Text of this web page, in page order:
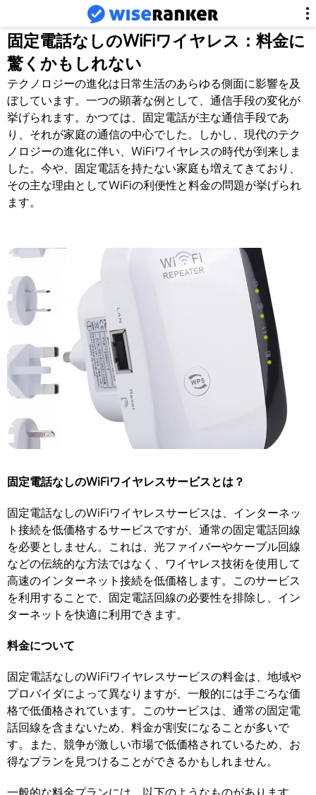
固定電話なしのWiFiワイヤレス：料金に
驚くかもしれない
テクノロジーの進化は日常生活のあらゆる側面に影響を及
ぼしています。一つの顕著な例として、通信手段の変化が
挙げられます。かつては、固定電話が主な通信手段であ
り、それが家庭の通信の中心でした。しかし、現代のテク
ノロジーの進化に伴い、WiFiワイヤレスの時代が到来しま
した。今や、固定電話を持たない家庭も増えてきており、
その主な理由としてWiFiの利便性と料金の問題が挙げられ
ます。
固定電話なしのWiFiワイヤレスサービスとは？
固定電話なしのWiFiワイヤレスサービスは、インターネッ
ト接続を低価格するサービスですが、通常の固定電話回線
を必要としません。これは、光ファイバーやケーブル回線
などの伝統的な方法ではなく、ワイヤレス技術を使用して
高速のインターネット接続を低価格します。このサービス
を利用することで、固定電話回線の必要性を排除し、イン
ターネットを快適に利用できます。
料金について
固定電話なしのWiFiワイヤレスサービスの料金は、地域や
プロバイダによって異なりますが、一般的には手ごろな価
格で低価格されています。このサービスは、通常の固定電
話回線を含まないため、料金が割安になることが多いで
す。また、競争が激しい市場で低価格されているため、お
得なプランを見つけることができるかもしれません。